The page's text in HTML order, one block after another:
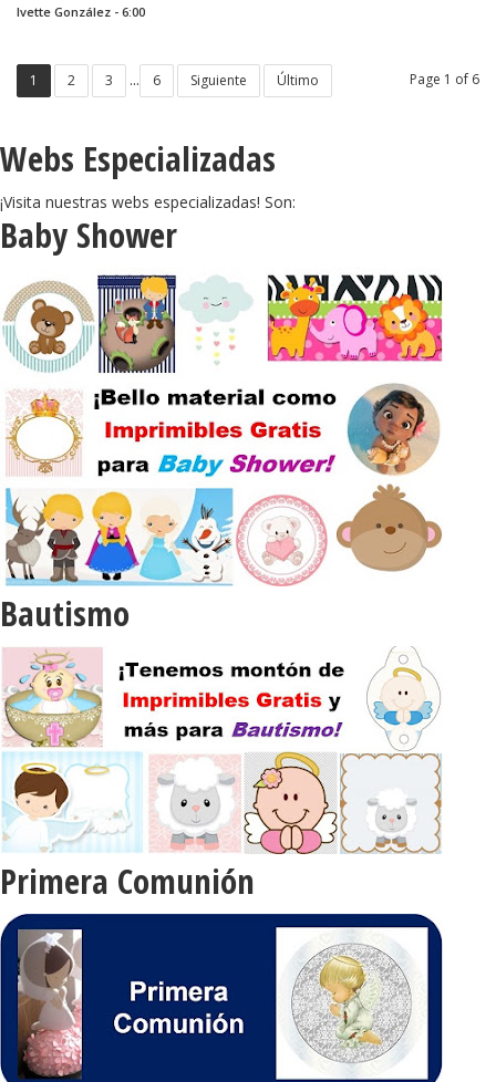
Ivette González - 6:00
Page 1 of 6
1 2 3 ... 6 Siguiente Último
Webs Especializadas
¡Visita nuestras webs especializadas! Son:
Baby Shower
Bautismo
Primera Comunión